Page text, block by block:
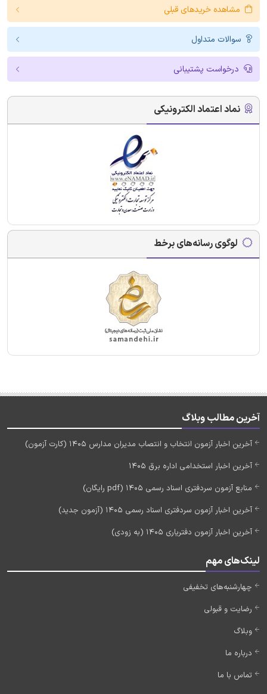
مشاهده خریدهای قبلی
سوالات متداول
درخواست پشتیبانی
نماد اعتماد الکترونیکی
لوگوی رسانه‌های برخط
آخرین مطالب وبلاگ
آخرین اخبار آزمون انتخاب و انتصاب مدیران مدارس 1405 (کارت آزمون)
آخرین اخبار استخدامی اداره برق 1405
منابع آزمون سردفتری اسناد رسمی 1405 (pdf رایگان)
آخرین اخبار آزمون سردفتری اسناد رسمی 1405 (آزمون جدید)
آخرین اخبار آزمون دفتریاری 1405 (به زودی)
لینک‌های مهم
چهارشنبه‌های تخفیفی
رضایت و قبولی
وبلاگ
درباره ما
تماس با ما